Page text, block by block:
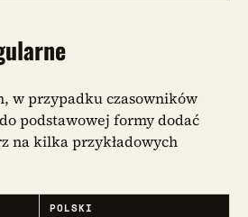
w przypadku czasowników
podstawowej formy dodać
na kilka przykładowych
POLSKI